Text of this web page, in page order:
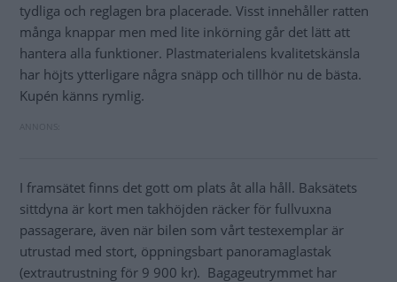
tydliga och reglagen bra placerade. Visst innehåller ratten
många knappar men med lite inkörning går det lätt att
hantera alla funktioner. Plastmaterialens kvalitetskänsla
har höjts ytterligare några snäpp och tillhör nu de bästa.
Kupén känns rymlig.
I framsätet finns det gott om plats åt alla håll. Baksätets
sittdyna är kort men takhöjden räcker för fullvuxna
passagerare, även när bilen som vårt testexemplar är
utrustad med stort, öppningsbart panoramaglastak
(extrautrustning för 9 900 kr). Bagageutrymmet har